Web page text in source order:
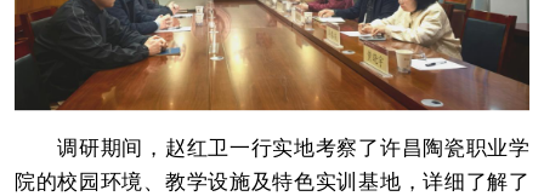
调研期间，赵红卫一行实地考察了许昌陶瓷职业学
院的校园环境、教学设施及特色实训基地，详细了解了